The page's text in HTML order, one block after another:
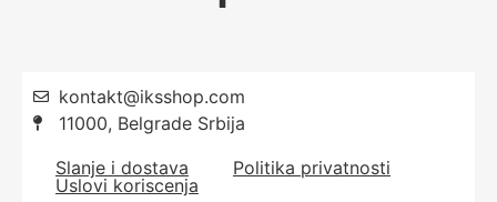
kontakt@iksshop.com
11000, Belgrade Srbija
Slanje i dostava
Politika privatnosti
Uslovi koriscenja